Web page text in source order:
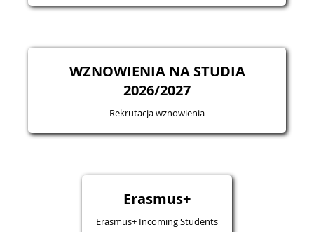
WZNOWIENIA NA STUDIA
2026/2027
Rekrutacja wznowienia
Erasmus+
Erasmus+ Incoming Students